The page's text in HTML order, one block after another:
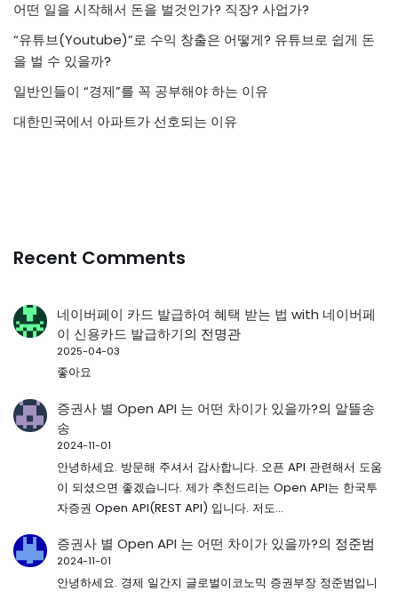
어떤 일을 시작해서 돈을 벌것인가? 직장? 사업가?
“유튜브(Youtube)”로 수익 창출은 어떻게? 유튜브로 쉽게 돈
을 벌 수 있을까?
일반인들이 “경제”를 꼭 공부해야 하는 이유
대한민국에서 아파트가 선호되는 이유
Recent Comments
네이버페이 카드 발급하여 혜택 받는 법 with 네이버페
이 신용카드 발급하기의 전명관
2025-04-03
좋아요
증권사 별 Open API 는 어떤 차이가 있을까?의 알뜰송
송
2024-11-01
안녕하세요. 방문해 주셔서 감사합니다. 오픈 API 관련해서 도움
이 되셨으면 좋겠습니다. 제가 추천드리는 Open API는 한국투
자증권 Open API(REST API) 입니다. 저도…
증권사 별 Open API 는 어떤 차이가 있을까?의 정준범
2024-11-01
안녕하세요. 경제 일간지 글로벌이코노믹 증권부장 정준범입니